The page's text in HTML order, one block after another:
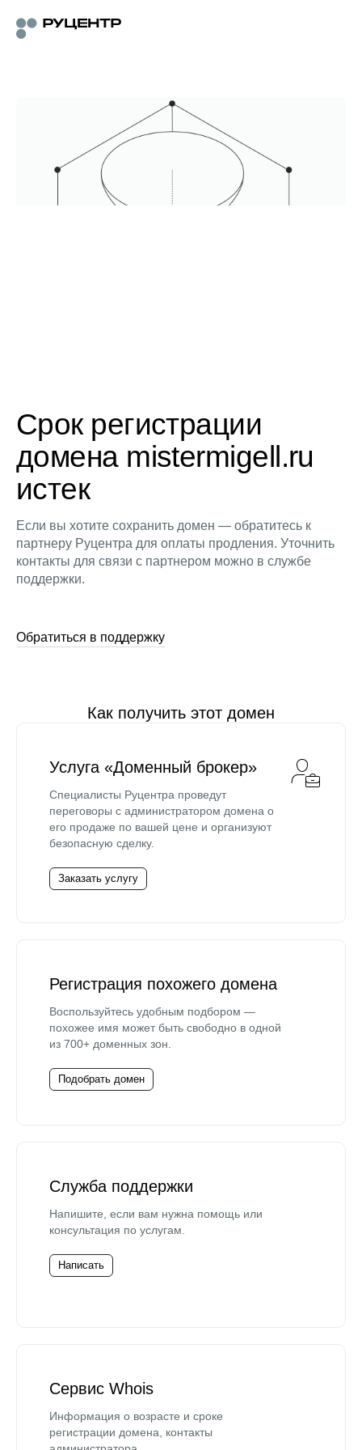
Срок регистрации
домена mistermigell.ru
истек
Если вы хотите сохранить домен — обратитесь к
партнеру Руцентра для оплаты продления. Уточнить
контакты для связи с партнером можно в службе
поддержки.
Обратиться в поддержку
Как получить этот домен
Услуга «Доменный брокер»
Специалисты Руцентра проведут
переговоры с администратором домена о
его продаже по вашей цене и организуют
безопасную сделку.
Заказать услугу
Регистрация похожего домена
Воспользуйтесь удобным подбором —
похожее имя может быть свободно в одной
из 700+ доменных зон.
Подобрать домен
Служба поддержки
Напишите, если вам нужна помощь или
консультация по услугам.
Написать
Сервис Whois
Информация о возрасте и сроке
регистрации домена, контакты